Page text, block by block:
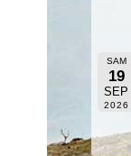
SAM
19
SEP
2026